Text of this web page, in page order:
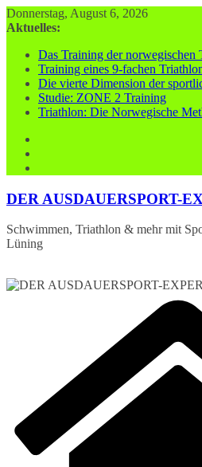
Zum
Inhalt
Donnerstag, August 6, 2026
Aktuelles:
Das Training der norwegischen
Training eines 9-fachen
Die vierte Dimension der
Studie: ZONE 2 Training
Triathlon: Die Norwegische
DER AUSDAUERSPORT-
Schwimmen, Triathlon & mehr mit
Lüning